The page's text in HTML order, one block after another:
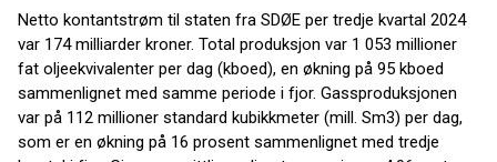
Netto kontantstrøm til staten fra SDØE per tredje kvartal 2024
var 174 milliarder kroner. Total produksjon var 1 053 millioner
fat oljeekvivalenter per dag (kboed), en økning på 95 kboed
sammenlignet med samme periode i fjor. Gassproduksjonen
var på 112 millioner standard kubikkmeter (mill. Sm3) per dag,
som er en økning på 16 prosent sammenlignet med tredje